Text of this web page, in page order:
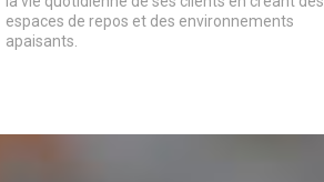
espaces de repos et des environnements
apaisants.